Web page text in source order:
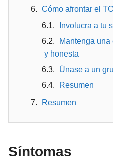
Cómo afrontar el
Involucra a tu
Mantenga
y honesta
Únase a un
Resumen
Resumen
Síntomas